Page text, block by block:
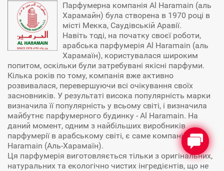
Парфумерна компанія Al Haramain (аль
Харамайн) була створена в 1970 році в
місті Мекка, Саудівській Аравії.
Навіть тоді, на початку своєї роботи,
арабська парфумерія Al Haramain (аль
Харамаїн), користувалася широким
попитом, оскільки були затребувані якісні парфуми.
Кілька років по тому, компанія вже активно
розвивалася, перевершуючи всі очікування своїх
засновників. У результаті висока популярність марки
визначила її популярність у всьому світі, і визначила
майбутнє парфумерного будинку - Al Haramain. На
даний момент, одним з найбільших виробників
парфумерії в арабському світі, є саме компанія Al
Haramain (Аль-Харамаїн).
Ця парфумерія виготовляється тільки з оригінальних,
натуральних та екологічно чистих інгредієнтів, що не